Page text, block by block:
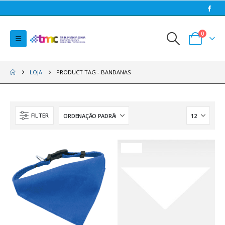
0
LOJA PRODUCT TAG - BANDANAS
FILTER